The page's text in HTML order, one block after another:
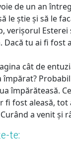
de un an
le știe și să le
verișorul
Dacă tu ai fi fost
cât de
împărat?
împărăteasă.
fi fost aleasă,
a venit și
te: